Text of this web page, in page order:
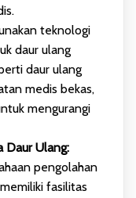
teknologi
daur ulang
daur ulang
medis bekas,
mengurangi
Daur Ulang:
pengolahan
fasilitas